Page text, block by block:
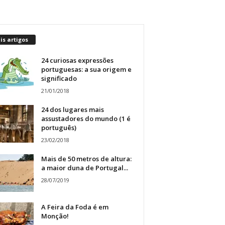
artigos
24 curiosas expressões
portuguesas: a sua origem e
significado
21/01/2018
24 dos lugares mais
assustadores do mundo (1 é
português)
23/02/2018
Mais de 50 metros de altura:
a maior duna de Portugal...
28/07/2019
A Feira da Foda é em
Monção!